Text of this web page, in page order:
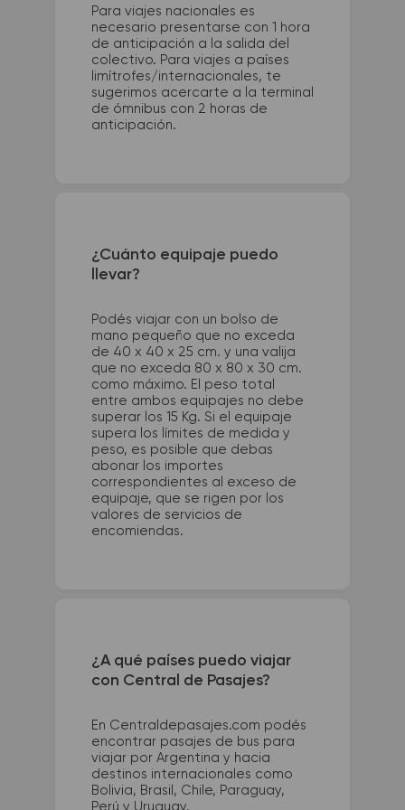
Para viajes nacionales es
necesario presentarse con 1 hora
de anticipación a la salida del
colectivo. Para viajes a países
limítrofes/internacionales, te
sugerimos acercarte a la terminal
de ómnibus con 2 horas de
anticipación.
¿Cuánto equipaje puedo
llevar?
Podés viajar con un bolso de
mano pequeño que no exceda
de 40 x 40 x 25 cm. y una valija
que no exceda 80 x 80 x 30 cm.
como máximo. El peso total
entre ambos equipajes no debe
superar los 15 Kg. Si el equipaje
supera los límites de medida y
peso, es posible que debas
abonar los importes
correspondientes al exceso de
equipaje, que se rigen por los
valores de servicios de
encomiendas.
¿A qué países puedo viajar
con Central de Pasajes?
En Centraldepasajes.com podés
encontrar pasajes de bus para
viajar por Argentina y hacia
destinos internacionales como
Bolivia, Brasil, Chile, Paraguay,
Perú y Uruguay.